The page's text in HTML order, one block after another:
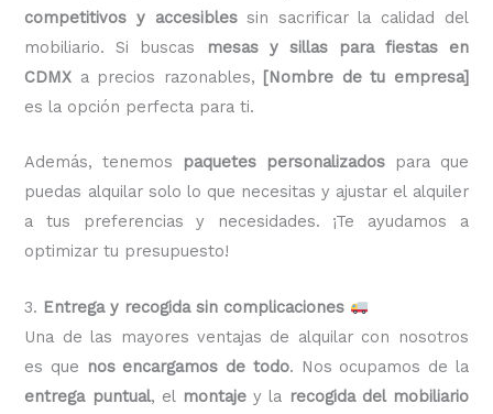
competitivos y accesiblessin sacrificar la calidad del
mobiliario. Si buscas
mesas y sillas para fiestas en
CDMX a precios razonables, [Nombre de tu empresa]
es la opción perfecta para ti.
Además, tenemos paquetes personalizadospara que
puedas alquilar solo lo que necesitas y ajustar el alquiler
a tus preferencias y necesidades. ¡Te ayudamos a
optimizar tu presupuesto!
3. Entrega y recogida sin complicaciones
Una de las mayores ventajas de alquilar con nosotros
es que nos encargamos de todo. Nos ocupamos de la
entrega puntual, el montajey la recogida del mobiliario